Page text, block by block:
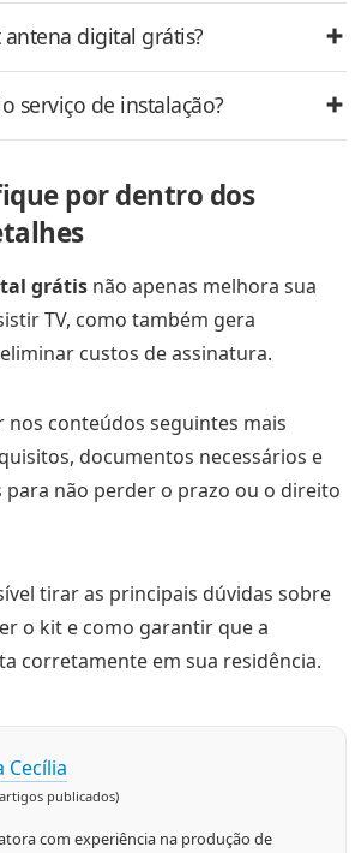
digital grátis?
serviço de instalação?
por dentro dos
grátis não apenas melhora sua
TV, como também gera
custos de assinatura.
nos conteúdos seguintes mais
documentos necessários e
não perder o prazo ou o direito
tirar as principais dúvidas sobre
o kit e como garantir que a
corretamente em sua residência.
Cecília
publicados)
com experiência na produção de